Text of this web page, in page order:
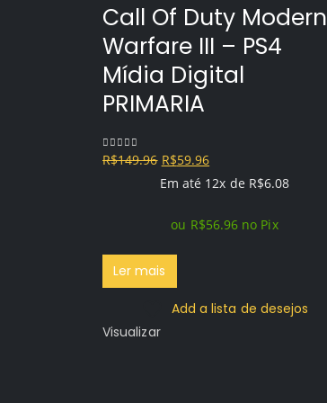
Call Of Duty Modern
Warfare III – PS4
Mídia Digital
PRIMARIA
0out of 5
R$149.96 O
preço
era:
R$149.96.
R$59.96O
preço
é:
Em até 12x de R$6.08
ou R$56.96 no Pix
Ler mais
Add a lista de desejos
Visualizar